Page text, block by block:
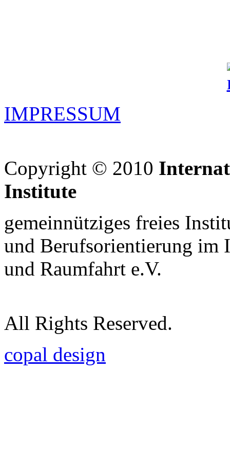
IMPRESSUM
Copyright © 2010
Institute
gemeinnütziges freies
und Berufsorientierung im
und Raumfahrt e.V.
All Rights Reserved.
copal design